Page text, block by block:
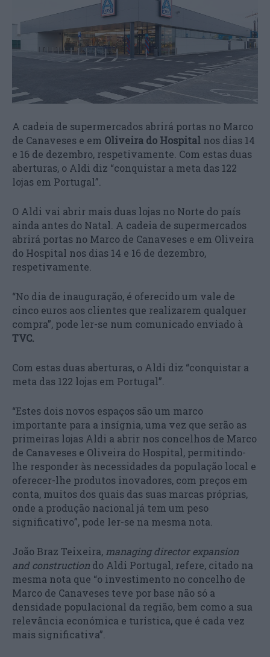
A cadeia de supermercados abrirá portas no Marco
de Canaveses e em Oliveira do Hospital nos dias 14
e 16 de dezembro, respetivamente. Com estas duas
aberturas, o Aldi diz “conquistar a meta das 122
lojas em Portugal”.
O Aldi vai abrir mais duas lojas no Norte do país
ainda antes do Natal. A cadeia de supermercados
abrirá portas no Marco de Canaveses e em Oliveira
do Hospital nos dias 14 e 16 de dezembro,
respetivamente.
“No dia de inauguração, é oferecido um vale de
cinco euros aos clientes que realizarem qualquer
compra”, pode ler-se num comunicado enviado à
TVC.
Com estas duas aberturas, o Aldi diz “conquistar a
meta das 122 lojas em Portugal”.
“Estes dois novos espaços são um marco
importante para a insígnia, uma vez que serão as
primeiras lojas Aldi a abrir nos concelhos de Marco
de Canaveses e Oliveira do Hospital, permitindo-
lhe responder às necessidades da população local e
oferecer-lhe produtos inovadores, com preços em
conta, muitos dos quais das suas marcas próprias,
onde a produção nacional já tem um peso
significativo”, pode ler-se na mesma nota.
João Braz Teixeira, managing director expansion
and construction do Aldi Portugal, refere, citado na
mesma nota que “o investimento no concelho de
Marco de Canaveses teve por base não só a
densidade populacional da região, bem como a sua
relevância económica e turística, que é cada vez
mais significativa”.